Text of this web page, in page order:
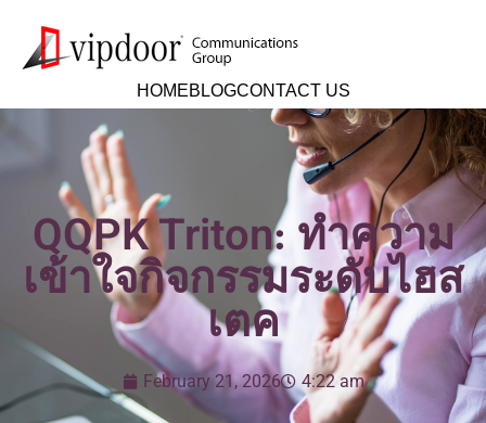
HOMEBLOGCONTACT US
QQPK Triton: ทำความ
เข้าใจกิจกรรมระดับไฮส
เตค
February 21, 2026 4:22 am